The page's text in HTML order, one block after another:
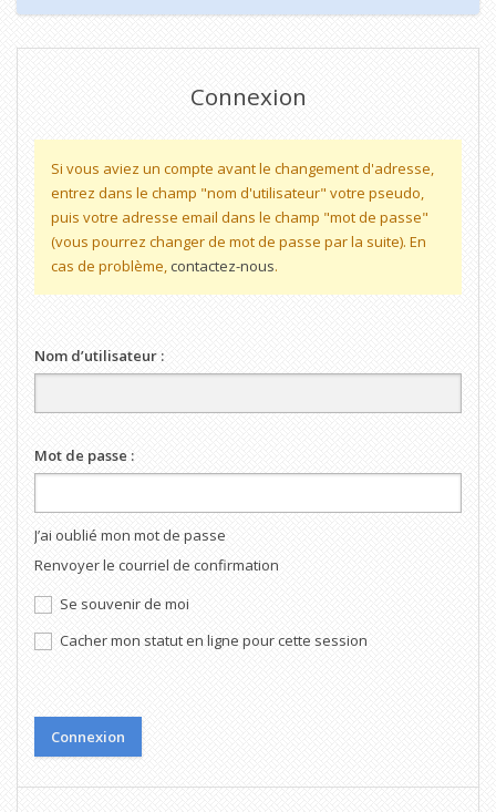
Connexion
Si vous aviez un compte avant le changement d'adresse,
entrez dans le champ "nom d'utilisateur" votre pseudo,
puis votre adresse email dans le champ "mot de passe"
(vous pourrez changer de mot de passe par la suite). En
cas de problème, contactez-nous.
Nom d’utilisateur :
Mot de passe :
J’ai oublié mon mot de passe
Renvoyer le courriel de confirmation
Se souvenir de moi
Cacher mon statut en ligne pour cette session